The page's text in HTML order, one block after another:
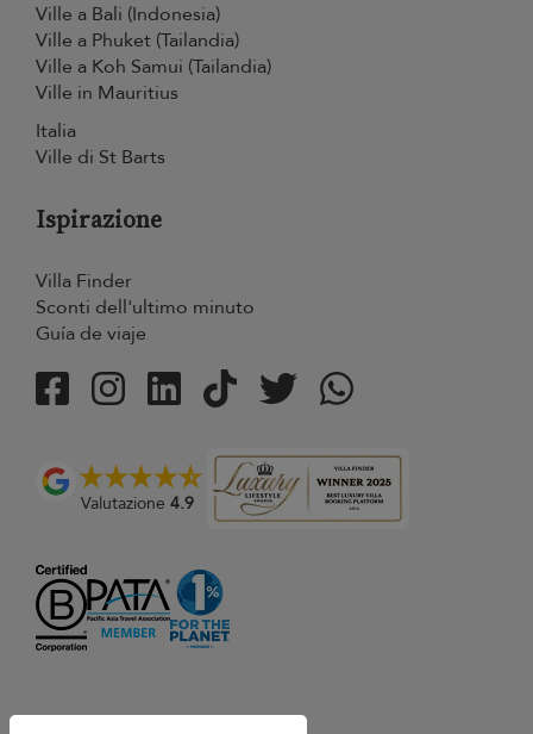
Ville a Bali (Indonesia)
Ville a Phuket (Tailandia)
Ville a Koh Samui (Tailandia)
Ville in Mauritius
Italia
Ville di St Barts
Ispirazione
Villa Finder
Sconti dell'ultimo minuto
Guía de viaje
Valutazione 4.9